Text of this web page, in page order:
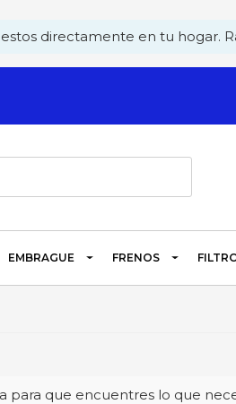
directamente en tu hogar.
EMBRAGUE FRENOS
que encuentres lo que